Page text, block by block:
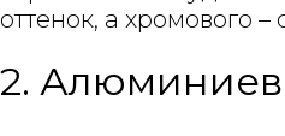
оттенок, а хромового –
2.